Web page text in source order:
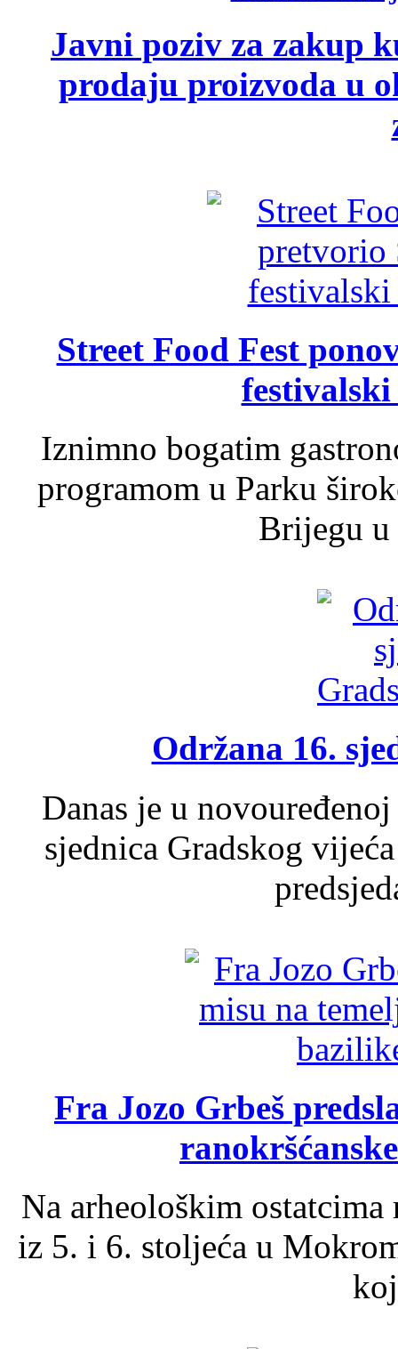
Javni poziv za zakup
prodaju proizvoda u
Street Food Fest
Iznimno bogatim
programom u Parku
Brijegu u
Održana 16.
Danas je u
sjednica Gradskog
Fra Jozo Grbeš
Na arheološkim
iz 5. i 6. stoljeća u